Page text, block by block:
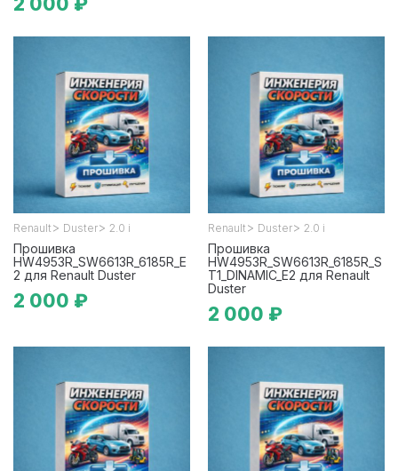
Renault > Duster> 2.0 i
Прошивка
HW4953R_SW6613R_6185R_E
2 для Renault Duster
2 000 ₽
Renault > Duster> 2.0 i
Прошивка
HW4953R_SW6613R_6185R_S
T1_DINAMIC_E2 для Renault
Duster
2 000 ₽